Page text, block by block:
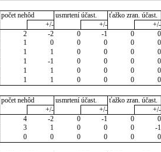
počet nehôd usmrtení účast. ťažko zran. účast.
+/-
+/- +/-
2 -2 0 -1 0 0
1 0 0 0 0 0
1 1 0 0 0 0
1 -1 0 0 0 0
1 1 0 0 0 0
1 1 0 0 0 0
počet nehôd usmrtení účast. ťažko zran. účast.
+/-
+/- +/-
4 -2 0 -1 0 0
3 1 0 0 0 -1
0 0 0 0 0 0